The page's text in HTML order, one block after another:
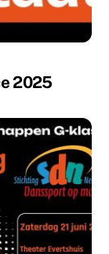
2025